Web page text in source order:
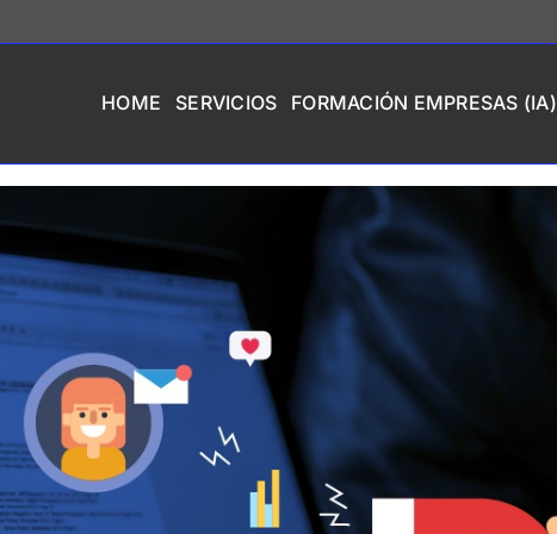
HOME SERVICIOS FORMACIÓN EMPRESAS (IA)